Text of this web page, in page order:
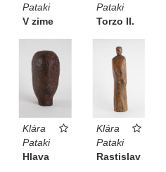
Pataki
V zime
Pataki
Torzo II.
Klára
Pataki
Hlava
Klára
Pataki
Rastislav